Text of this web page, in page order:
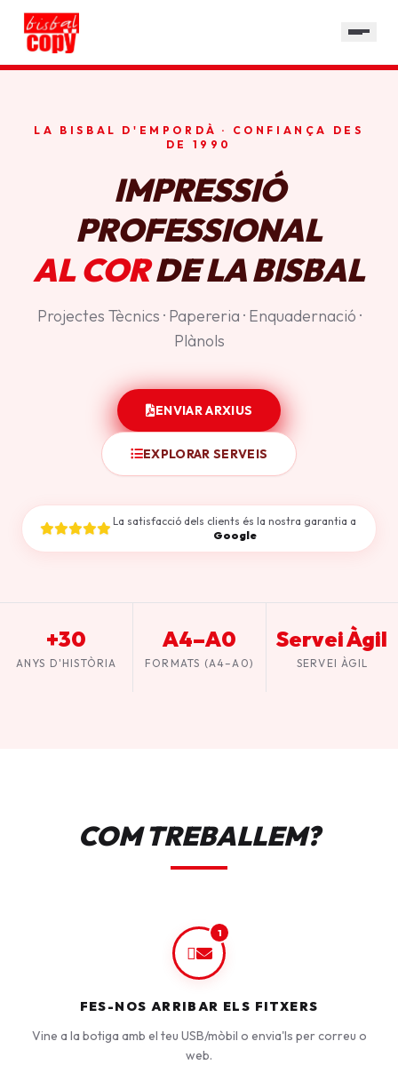
HORARI
LA BISBAL D'EMPORDÀ · CONFIANÇA DES
DE 1990
IMPRESSIÓ
PROFESSIONAL
AL CORDE LA BISBAL
Projectes Tècnics · Papereria · Enquadernació ·
Plànols
ENVIAR ARXIUS
EXPLORAR SERVEIS
La satisfacció dels clients és la nostra garantia a
Google
+30
ANYS D'HISTÒRIA
A4–A0
FORMATS (A4–A0)
Servei Àgil
SERVEI ÀGIL
COM TREBALLEM?
1
FES-NOS ARRIBAR ELS FITXERS
Vine a la botiga amb el teu USB/mòbil o envia'ls per correu o
web.